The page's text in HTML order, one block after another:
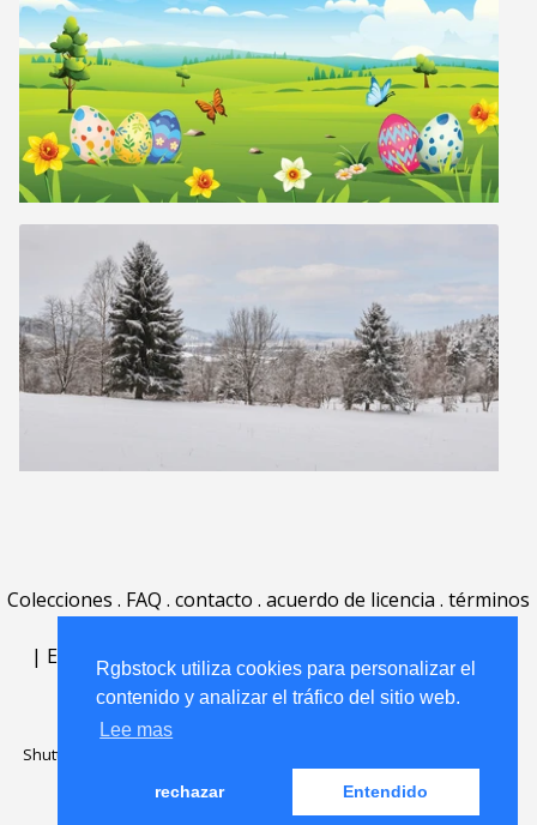
Rgbstock utiliza cookies para personalizar el
contenido y analizar el tráfico del sitio web.
Lee mas
rechazar Entendido
Colecciones . FAQ . contacto . acuerdo de licencia . términos
| English | Deutsch| Español Português
Nederlands|
Shutterstock official partner of Rgbstock
Rgbstock